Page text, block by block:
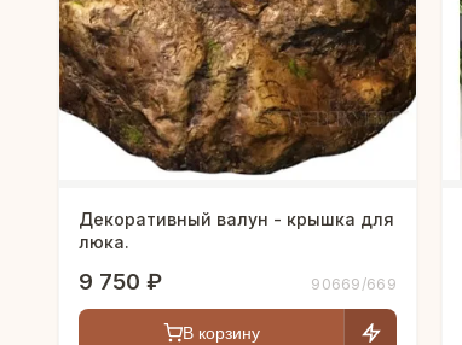
Декоративный валун - крышка для
люка.
9 750 ₽ 90669/669
В корзину